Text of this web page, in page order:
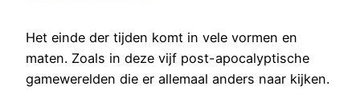
Het einde der tijden komt in vele vormen en
maten. Zoals in deze vijf post-apocalyptische
gamewerelden die er allemaal anders naar kijken.